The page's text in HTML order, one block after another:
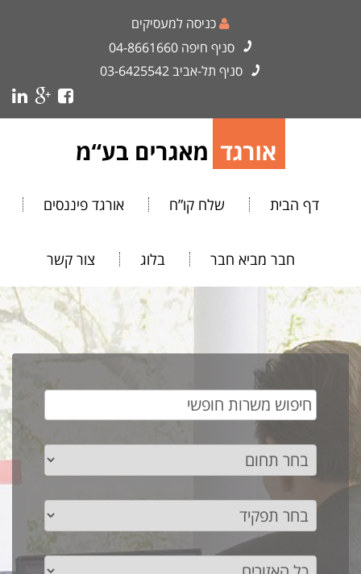
כניסה למעסיקים
סניף חיפה 04-8661660
סניף תל-אביב03-6425542
דף הבית שלח קו”ח אורגד פיננסים
חבר מביא חבר בלוג צור קשר